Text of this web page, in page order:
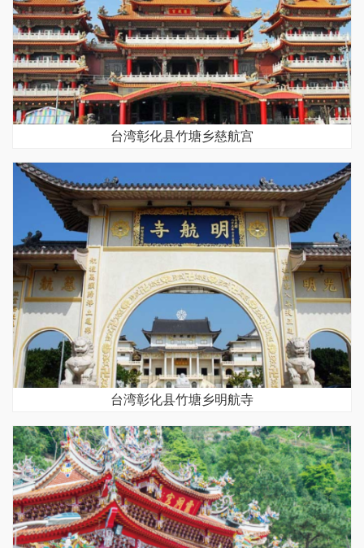
台湾彰化县竹塘乡慈航宫
台湾彰化县竹塘乡明航寺